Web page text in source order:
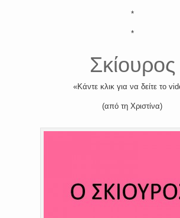
*
*
Σκίουρος
«Κάντε κλικ για να δείτε το
(από τη Χριστίνα)